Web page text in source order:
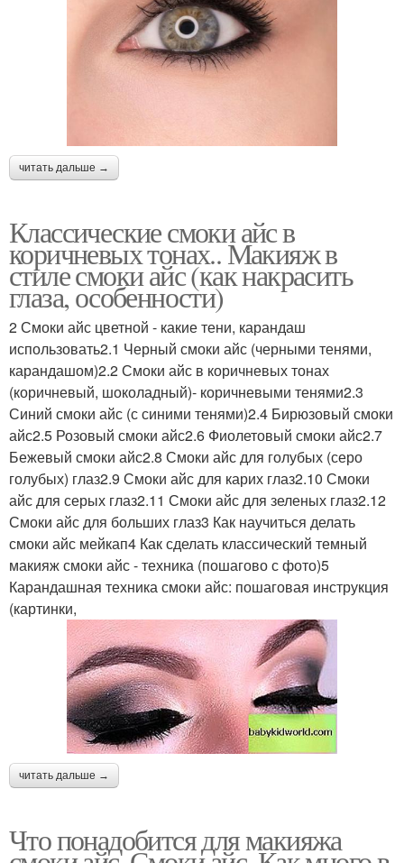
читать дальше →
Классические смоки айс в
коричневых тонах.. Макияж в
стиле смоки айс (как накрасить
глаза, особенности)
2 Смоки айс цветной - какие тени, карандаш
использовать2.1 Черный смоки айс (черными тенями,
карандашом)2.2 Смоки айс в коричневых тонах
(коричневый, шоколадный)- коричневыми тенями2.3
Синий смоки айс (с синими тенями)2.4 Бирюзовый смоки
айс2.5 Розовый смоки айс2.6 Фиолетовый смоки айс2.7
Бежевый смоки айс2.8 Смоки айс для голубых (серо
голубых) глаз2.9 Смоки айс для карих глаз2.10 Смоки
айс для серых глаз2.11 Смоки айс для зеленых глаз2.12
Смоки айс для больших глаз3 Как научиться делать
смоки айс мейкап4 Как сделать классический темный
макияж смоки айс - техника (пошагово с фото)5
Карандашная техника смоки айс: пошаговая инструкция
(картинки,
читать дальше →
Что понадобится для макияжа